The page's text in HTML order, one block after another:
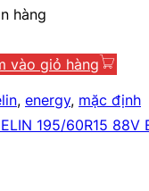
hàng
vào giỏ hàng
, energy, mặc định
195/60R15 88V